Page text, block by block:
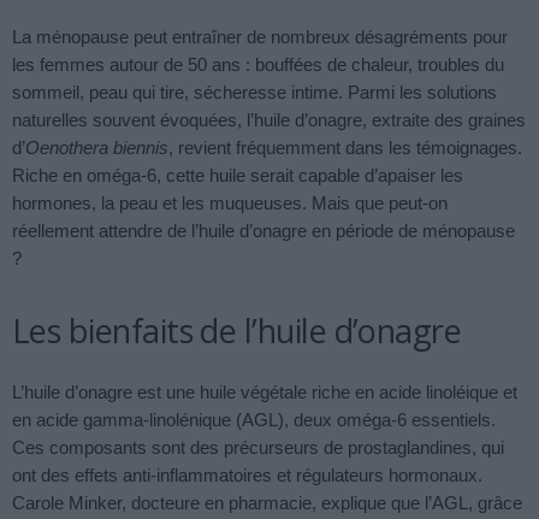
La ménopause peut entraîner de nombreux désagréments pour
les femmes autour de 50 ans : bouffées de chaleur, troubles du
sommeil, peau qui tire, sécheresse intime. Parmi les solutions
naturelles souvent évoquées, l’huile d’onagre, extraite des graines
d’Oenothera biennis, revient fréquemment dans les témoignages.
Riche en oméga-6, cette huile serait capable d’apaiser les
hormones, la peau et les muqueuses. Mais que peut-on
réellement attendre de l’huile d’onagre en période de ménopause
?
Les bienfaits de l’huile d’onagre
L’huile d’onagre est une huile végétale riche en acide linoléique et
en acide gamma-linolénique (AGL), deux oméga-6 essentiels.
Ces composants sont des précurseurs de prostaglandines, qui
ont des effets anti-inflammatoires et régulateurs hormonaux.
Carole Minker, docteure en pharmacie, explique que l’AGL, grâce